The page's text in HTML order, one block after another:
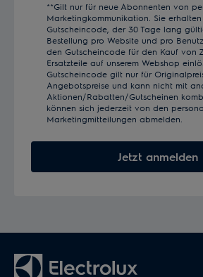
**Gilt nur für neue Abonnenten von
Marketingkommunikation. Sie
Gutscheincode, der 30 Tage lang
Bestellung pro Website und pro
den Gutscheincode für den Kauf von
Ersatzteile auf unserem Webshop
Gutscheincode gilt nur für
Angebotspreise und kann nicht mit
Aktionen/Rabatten/Gutscheinen
können sich jederzeit von den
Marketingmitteilungen abmelden.
Jetzt anmelden